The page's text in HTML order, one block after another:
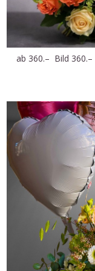
ab 360.– Bild 360.–